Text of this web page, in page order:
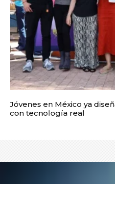
Jóvenes en México ya
con tecnología real